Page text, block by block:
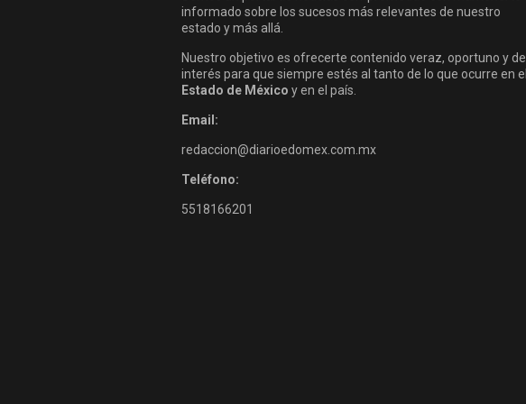
informado sobre los sucesos más relevantes de nuestro
estado y más allá.
Nuestro objetivo es ofrecerte contenido veraz, oportuno y de
interés para que siempre estés al tanto de lo que ocurre en el
Estado de México y en el país.
Email:
redaccion@diarioedomex.com.mx
Teléfono:
5518166201